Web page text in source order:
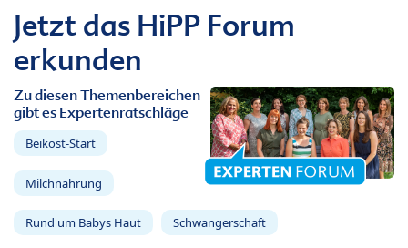
Jetzt das HiPP Forum
erkunden
Zu diesen Themenbereichen
gibt es Expertenratschläge
Beikost-Start
Milchnahrung
Rund um Babys Haut Schwangerschaft